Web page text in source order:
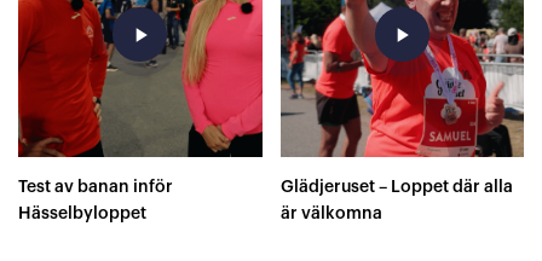
play_arrow
Test av banan inför
Hässelbyloppet
play_arrow
Glädjeruset – Loppet där alla
är välkomna